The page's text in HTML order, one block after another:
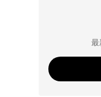
最